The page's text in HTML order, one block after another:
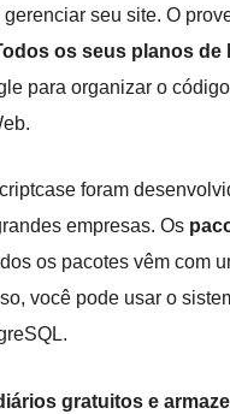
seu site. O
os seus planos de
para organizar o
foram
empresas. Os
os pacotes vêm com
você pode usar o
gratuitos e